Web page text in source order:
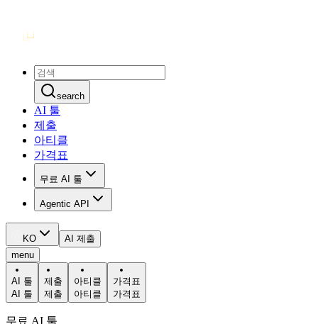
search
AI 툴
제출
아티클
가격표
무료 AI 툴
Agentic API
KO
AI 제출
menu
AI 툴
AI 툴
제출
제출
아티클
아티클
가격표
가격표
무료 AI 툴